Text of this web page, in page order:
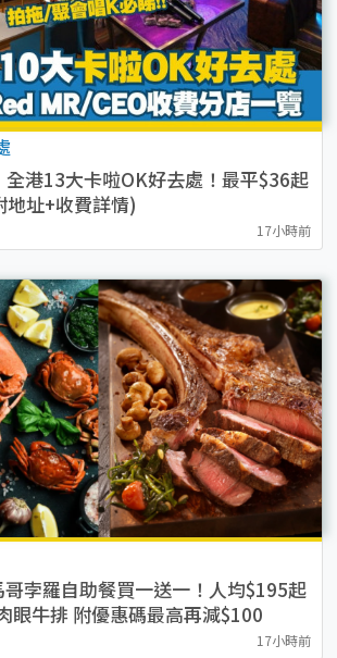
港13大卡啦OK好去處！最平$36起
地址+收費詳情)
17小時前
孛羅自助餐買一送一！人均$195起
眼牛排 附優惠碼最高再減$100
17小時前